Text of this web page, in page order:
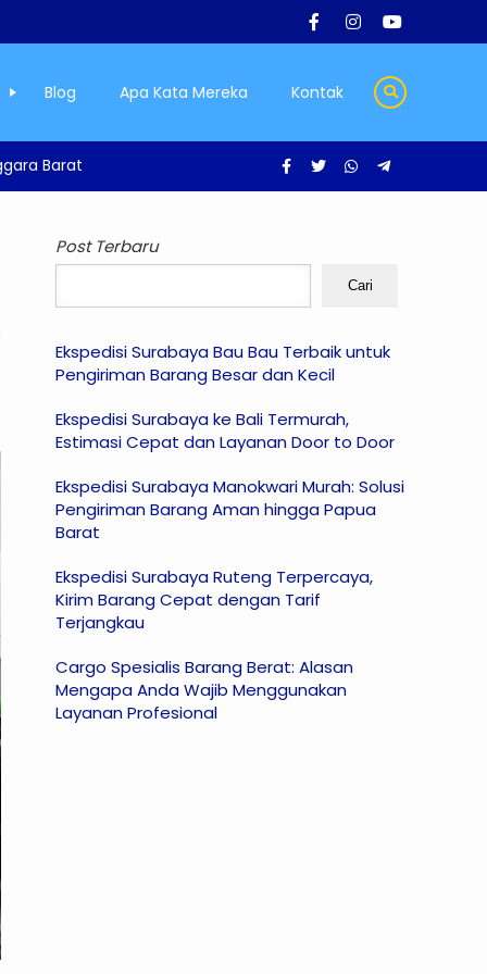
Blog Apa Kata Mereka Kontak
Barat
Post Terbaru
Cari
Ekspedisi Surabaya Bau Bau Terbaik untuk
Pengiriman Barang Besar dan Kecil
Ekspedisi Surabaya ke Bali Termurah,
Estimasi Cepat dan Layanan Door to Door
Ekspedisi Surabaya Manokwari Murah: Solusi
Pengiriman Barang Aman hingga Papua
Barat
Ekspedisi Surabaya Ruteng Terpercaya,
Kirim Barang Cepat dengan Tarif
Terjangkau
Cargo Spesialis Barang Berat: Alasan
Mengapa Anda Wajib Menggunakan
Layanan Profesional